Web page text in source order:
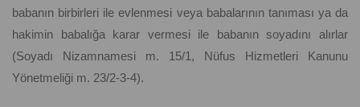
babanın birbirleri ile evlenmesi veya babalarının tanıması ya da
hakimin babalığa karar vermesi ile babanın soyadını alırlar
(Soyadı Nizamnamesi m. 15/1, Nüfus Hizmetleri Kanunu
Yönetmeliği m. 23/2-3-4).